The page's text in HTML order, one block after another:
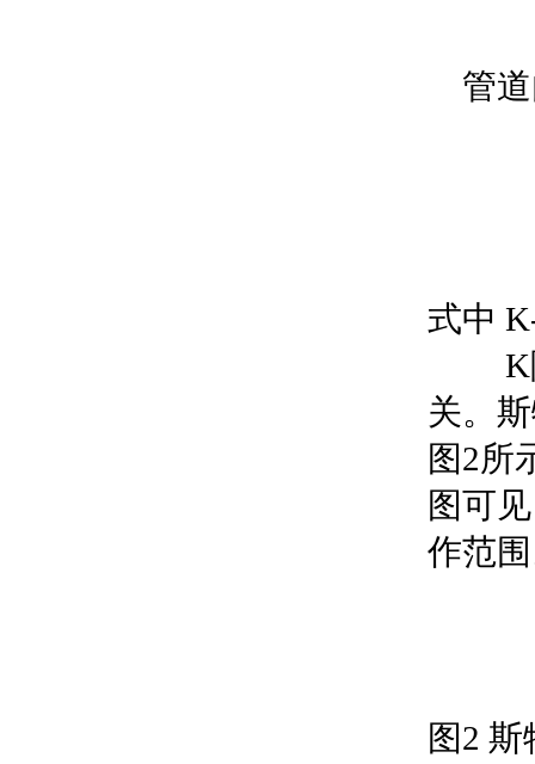
管道
式中
K除
关。
图2所
图可
作范
图2